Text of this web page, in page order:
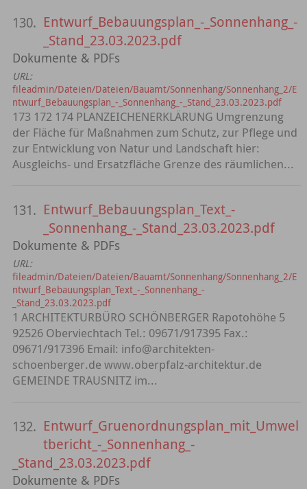
130. Entwurf_Bebauungsplan_-_Sonnenhang_-
_Stand_23.03.2023.pdf
Dokumente & PDFs
URL:
fileadmin/Dateien/Dateien/Bauamt/Sonnenhang/Sonnenhang_2/E
ntwurf_Bebauungsplan_-_Sonnenhang_-_Stand_23.03.2023.pdf
173 172 174 PLANZEICHENERKLÄRUNG Umgrenzung
der Fläche für Maßnahmen zum Schutz, zur Pflege und
zur Entwicklung von Natur und Landschaft hier:
Ausgleichs- und Ersatzfläche Grenze des räumlichen...
131. Entwurf_Bebauungsplan_Text_-
_Sonnenhang_-_Stand_23.03.2023.pdf
Dokumente & PDFs
URL:
fileadmin/Dateien/Dateien/Bauamt/Sonnenhang/Sonnenhang_2/E
ntwurf_Bebauungsplan_Text_-_Sonnenhang_-
_Stand_23.03.2023.pdf
1 ARCHITEKTURBÜRO SCHÖNBERGER Rapotohöhe 5
92526 Oberviechtach Tel.: 09671/917395 Fax.:
09671/917396 Email: info@architekten-
schoenberger.de www.oberpfalz-architektur.de
GEMEINDE TRAUSNITZ im...
132. Entwurf_Gruenordnungsplan_mit_Umwel
tbericht_-_Sonnenhang_-
_Stand_23.03.2023.pdf
Dokumente & PDFs